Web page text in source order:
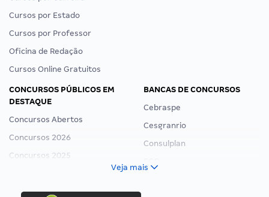
Cursos por Estado
Cursos por Professor
Oficina de Redação
Cursos Online Gratuitos
CONCURSOS PÚBLICOS EM
DESTAQUE
Concursos Abertos
Concursos 2026
Concursos 2025
Concurso Ibama
BANCAS DE CONCURSOS
Cebraspe
Cesgranrio
Consulplan
Veja mais